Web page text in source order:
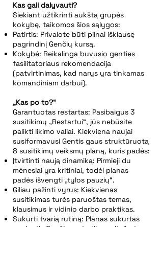
Kas gali dalyvauti?
Siekiant užtikrinti aukštą grupės
kokybę, taikomos šios sąlygos:
Patirtis: Privalote būti pilnai išklausę
pagrindinį Genčių kursą.
Kokybė: Reikalinga buvusio genties
fasilitatoriaus rekomendacija
(patvirtinimas, kad narys yra tinkamas
komandiniam darbui).
„Kas po to?“
Garantuotas restartas: Pasibaigus 3
susitikimų „Restartui“, jūs nebūsite
palikti likimo valiai. Kiekviena naujai
susiformavusi Gentis gaus struktūruotą
8 susitikimų veiksmų planą, kuris padės:
Įtvirtinti naują dinamiką: Pirmieji du
mėnesiai yra kritiniai, todėl planas
padės išvengti „tylos pauzių“.
Giliau pažinti vyrus: Kiekvienas
susitikimas turės paruoštas temas,
klausimus ir vidinio darbo praktikas.
Sukurti tvarią rutiną: Planas sukurtas
remiantis Genčių metodika, pritaikyta